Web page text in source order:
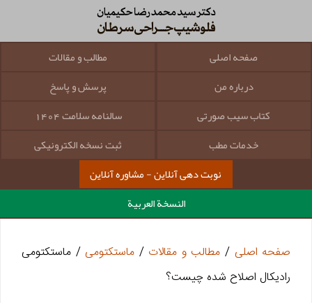
صفحه اصلی
مطالب و مقالات
درباره من
پرسش و پاسخ
کتاب سیب صورتی
سالنامه سلامت 1404
خدمات مطب
ثبت نسخه الکترونیکی
نوبت دهی آنلاین - مشاوره آنلاین
النسخة العربية
صفحه اصلی / مطالب و مقالات / ماستکتومی / ماستکتومی
رادیکال اصلاح شده چیست؟